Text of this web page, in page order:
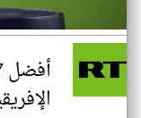
الإفريقية